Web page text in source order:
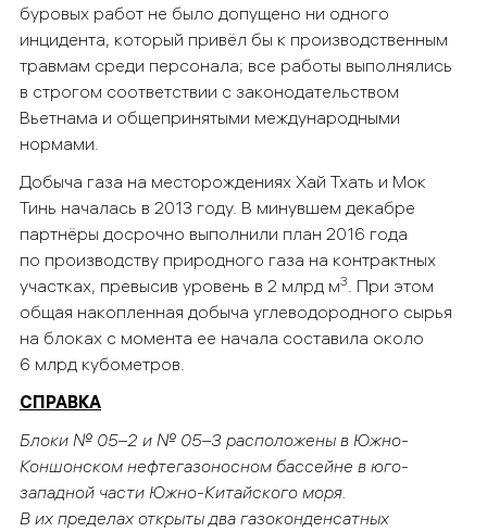
буровых работ не было допущено ни одного
инцидента, который привёл бы к производственным
травмам среди персонала; все работы выполнялись
в строгом соответствии с законодательством
Вьетнама и общепринятыми международными
нормами.
Добыча газа на месторождениях Хай Тхать и Мок
Тинь началась в 2013 году. В минувшем декабре
партнёры досрочно выполнили план 2016 года
по производству природного газа на контрактных
участках, превысив уровень в 2 млрд м3
. При этом
общая накопленная добыча углеводородного сырья
на блоках с момента ее начала составила около
6 млрд кубометров.
СПРАВКА
Блоки № 05–2 и № 05–3 расположены в Южно-
Коншонском нефтегазоносном бассейне в юго-
западной части Южно-Китайского моря.
В их пределах открыты два газоконденсатных